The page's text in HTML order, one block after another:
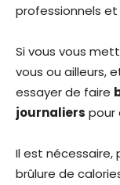
professionnels
Si vous vous
vous ou ailleurs,
essayer de faire
journaliers pour
Il est nécessaire,
brûlure de